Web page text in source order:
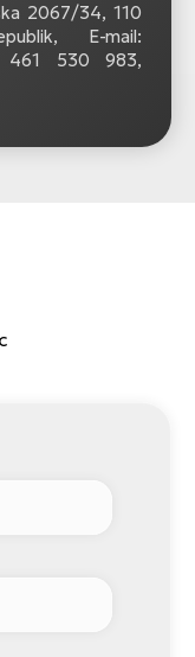
2067/34, 110
E-mail:
461 530 983,